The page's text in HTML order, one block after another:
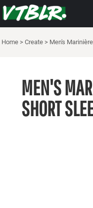
Home > Create > Men's
MEN'S
SHORT